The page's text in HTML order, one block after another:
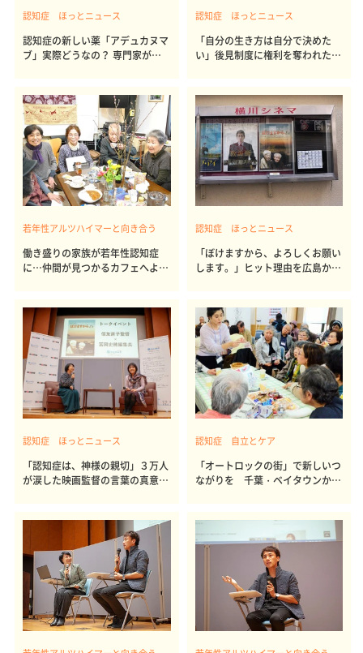
認知症 ほっとニュース
認知症の新しい薬「アデュカヌマ
ブ」実際どうなの？ 専門家が教
認知症 ほっとニュース
「自分の生き方は自分で決めた
い」後見制度に権利を奪われたア
若年性アルツハイマーと向き合う
働き盛りの家族が若年性認知症
に…仲間が見つかるカフェへよう
認知症 ほっとニュース
「ぼけますから、よろしくお願い
します。」ヒット理由を広島から
認知症 ほっとニュース
「認知症は、神様の親切」３万人
が涙した映画監督の言葉の真意
認知症 自立とケア
「オートロックの街」で新しいつ
ながりを 千葉・ベイタウンかふ